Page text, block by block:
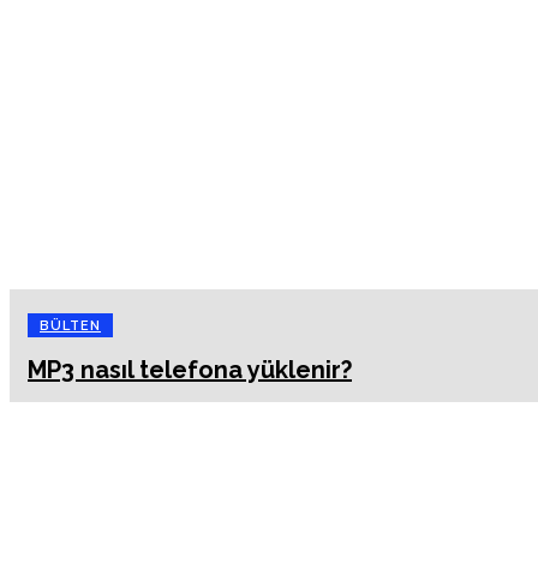
BÜLTEN
MP3 nasıl telefona yüklenir?